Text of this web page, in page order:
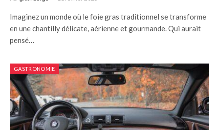
Imaginez un monde où le foie gras traditionnel se transforme
en une chantilly délicate, aérienne et gourmande. Qui aurait
pensé…
GASTRONOMIE